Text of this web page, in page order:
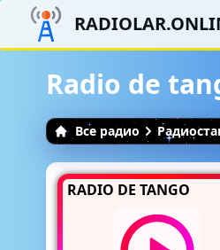
Radio de
Все радио
RADIO DE TANGO